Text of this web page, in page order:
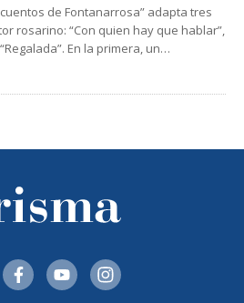
de Fontanarrosa” adapta tres
rosarino: “Con quien hay que hablar”,
En la primera, un…